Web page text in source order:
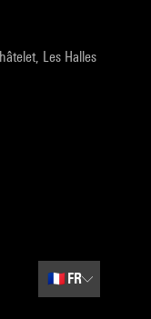
Les Halles
🇫🇷 FR